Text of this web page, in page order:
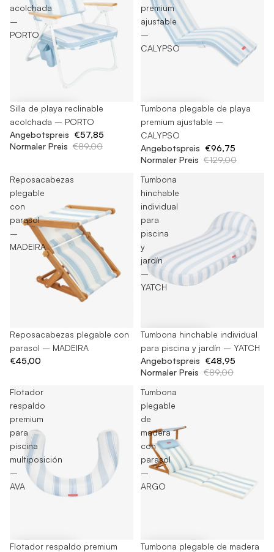
acolchada
–
PORTO
-35%
Silla de playa reclinable
acolchada – PORTO
Angebotspreis €57,85
Normaler Preis €89,00
premium
ajustable
–
CALYPSO
-25%
Tumbona plegable de playa
premium ajustable –
CALYPSO
Angebotspreis €96,75
Normaler Preis €129,00
Reposacabezas
plegable
con
parasol
–
MADEIRA
Ausverkauft
Reposacabezas plegable con
parasol – MADEIRA
€45,00
Tumbona
hinchable
individual
para
piscina
y
jardín
–
YATCH
-45%
Tumbona hinchable individual
para piscina y jardín – YATCH
Angebotspreis €48,95
Normaler Preis €89,00
Flotador
respaldo
premium
para
piscina
multiposición
–
AVA
-40%
Flotador respaldo premium
Tumbona
plegable
de
madera
con
parasol
–
ARGO
-25%
Tumbona plegable de madera